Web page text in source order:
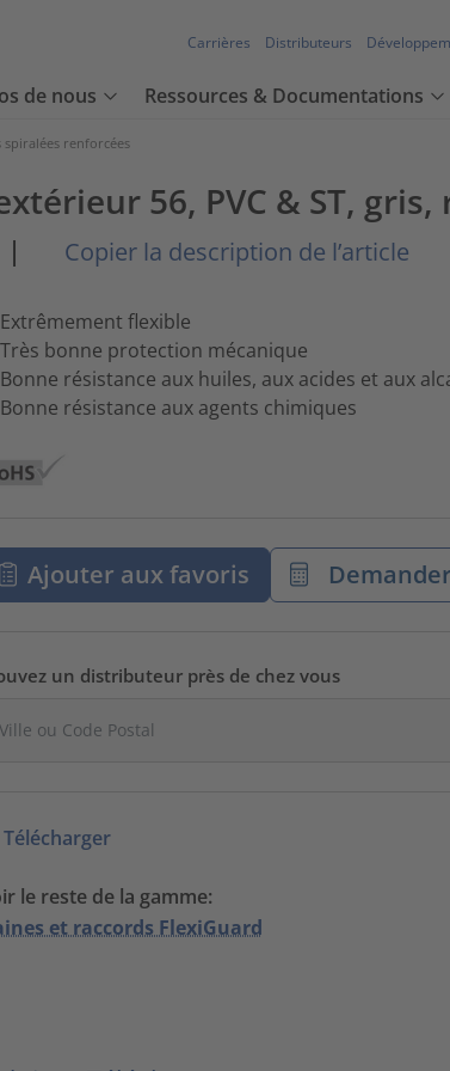
Carrières Distributeurs
de nous Ressources & Documentations
spiralées renforcées
56, PVC & ST,
| Copier la description de l’article
Extrêmement flexible
Très bonne protection mécanique
Bonne résistance aux huiles, aux acides et aux
Bonne résistance aux agents chimiques
Ajouter aux favoris
un distributeur près de chez vous
Télécharger
le reste de la gamme:
et raccords FlexiGuard